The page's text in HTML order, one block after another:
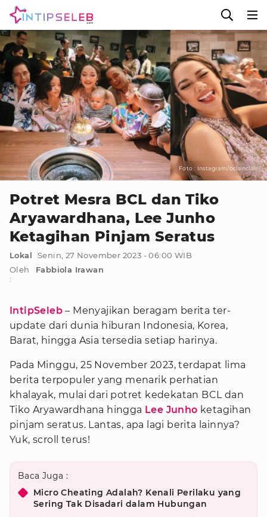
Foto : Instagram/bclsinclair
Potret Mesra BCL dan Tiko
Aryawardhana, Lee Junho
Ketagihan Pinjam Seratus
Lokal
Senin, 27 November 2023 - 06:00 WIB
Oleh
:
Fabbiola Irawan
IntipSeleb – Menyajikan beragam berita ter-
update dari dunia hiburan Indonesia, Korea,
Barat, hingga Asia tersedia setiap harinya.
Pada Minggu, 25 November 2023, terdapat lima
berita terpopuler yang menarik perhatian
khalayak, mulai dari potret kedekatan BCL dan
Tiko Aryawardhana hingga Lee Junho ketagihan
pinjam seratus. Lantas, apa lagi berita lainnya?
Yuk, scroll terus!
Baca Juga :
Micro Cheating Adalah? Kenali Perilaku yang
Sering Tak Disadari dalam Hubungan